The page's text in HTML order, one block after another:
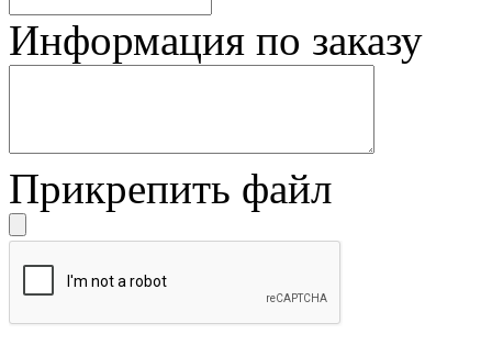
Информация по заказу
Прикрепить файл